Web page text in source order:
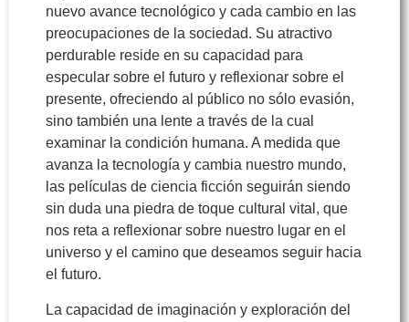
nuevo avance tecnológico y cada cambio en las
preocupaciones de la sociedad. Su atractivo
perdurable reside en su capacidad para
especular sobre el futuro y reflexionar sobre el
presente, ofreciendo al público no sólo evasión,
sino también una lente a través de la cual
examinar la condición humana. A medida que
avanza la tecnología y cambia nuestro mundo,
las películas de ciencia ficción seguirán siendo
sin duda una piedra de toque cultural vital, que
nos reta a reflexionar sobre nuestro lugar en el
universo y el camino que deseamos seguir hacia
el futuro.
La capacidad de imaginación y exploración del